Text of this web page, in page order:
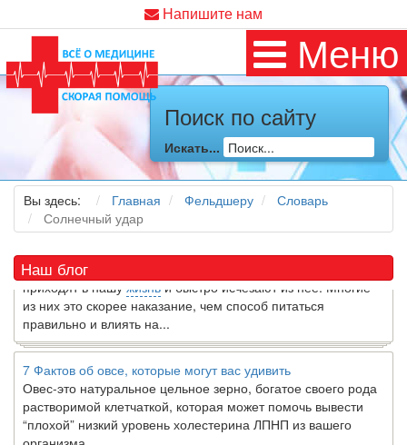
Напишите нам
Меню
Поиск по сайту
Искать...
Вы здесь: Главная Фельдшеру
Словарь
Солнечный удар
Наш блог
Как я заболел во время локдауна?
Это странная ситуация: вы соблюдали все меры
предосторожности COVID-19 (вы почти все время дома),
но, тем не менее, вы каким-то образом простудились. Вы
можете задаться...
Какдиетолог, я вижу, что многие причудливые диеты
приходят в нашужизньи быстро исчезают из нее. Многие
из них это скорее наказание, чем способ питаться
правильно и влиять на...
7 Фактов об овсе, которые могут вас удивить
Овес-это натуральное цельное зерно, богатое своего рода
растворимой клетчаткой, которая может помочь вывести
“плохой” низкий уровень холестерина ЛПНП из вашего
организма....